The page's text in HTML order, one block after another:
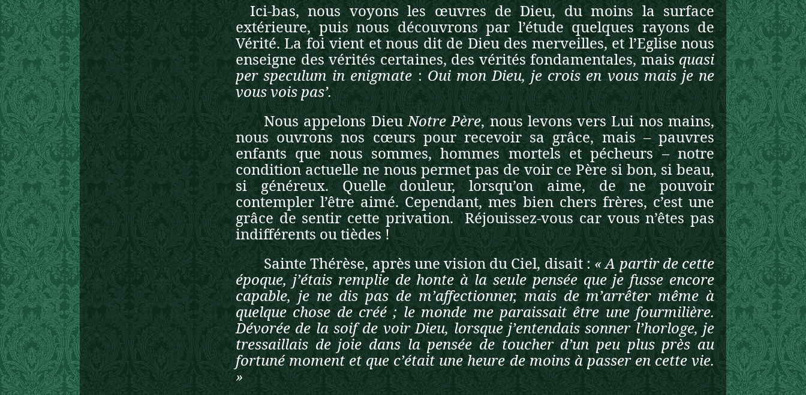
Ici-bas, nous voyons les œuvres de Dieu, du moins la surface
extérieure, puis nous découvrons par l’étude quelques rayons de
Vérité. La foi vient et nous dit de Dieu des merveilles, et l’Eglise nous
enseigne des vérités certaines, des vérités fondamentales, mais quasi
per speculum in enigmate : Oui mon Dieu, je crois en vous mais je ne
vous vois pas’.
Nous appelons DieuNotre Père, nous levons vers Lui nos mains,
nous ouvrons nos cœurs pour recevoir sa grâce, mais – pauvres
enfants que nous sommes, hommes mortels et pécheurs – notre
condition actuelle ne nous permet pas de voir ce Père si bon, si beau,
si généreux. Quelle douleur, lorsqu’on aime, de ne pouvoir
contempler l’être aimé. Cependant, mes bien chers frères, c’est une
grâce de sentir cette privation.
Réjouissez-vous car vous n’êtes pas
indifférents ou tièdes !
Sainte Thérèse, après une vision du Ciel, disait : « A partir de cette
époque, j’étais remplie de honte à la seule pensée que je fusse encore
capable, je ne dis pas de m’affectionner, mais de m’arrêter même à
quelque chose de créé ; le monde me paraissait être une fourmilière.
Dévorée de la soif de voir Dieu, lorsque j’entendais sonner l’horloge, je
tressaillais de joie dans la pensée de toucher d’un peu plus près au
fortuné moment et que c’était une heure de moins à passer en cette vie.
»